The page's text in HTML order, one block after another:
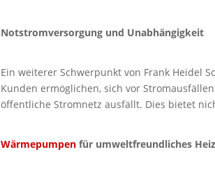
Notstromversorgung und Unabhängigkeit
Ein weiterer Schwerpunkt von Frank Heidel
Kunden ermöglichen, sich vor
öffentliche Stromnetz ausfällt. Dies bietet
Wärmepumpen für umweltfreundliches